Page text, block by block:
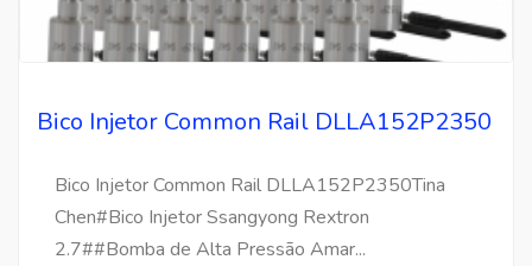
Bico Injetor Common Rail DLLA152P2350
Bico Injetor Common Rail DLLA152P2350Tina
Chen#Bico Injetor Ssangyong Rextron
2.7##Bomba de Alta Pressão Amar...